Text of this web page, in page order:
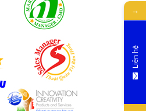
→
Liên hệ